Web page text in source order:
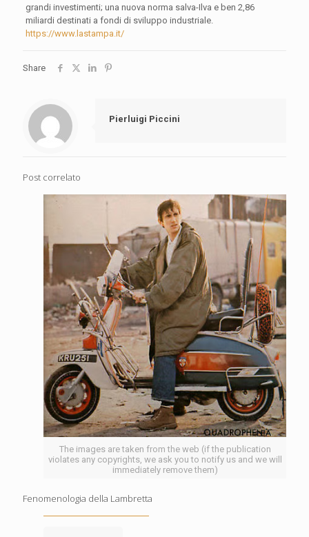
grandi investimenti; una nuova norma salva-Ilva e ben 2,86
miliardi destinati a fondi di sviluppo industriale.
https://www.lastampa.it/
Share
Pierluigi Piccini
Post correlato
The images are taken from the web (if the publication
violates any copyrights, we ask you to notify us and we will
immediately remove them)
Fenomenologia della Lambretta